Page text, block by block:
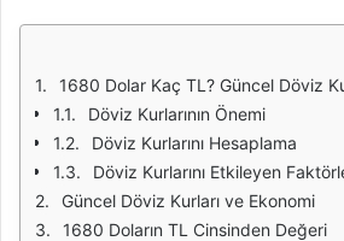
1680 Dolar Kaç TL? Güncel Döviz
Döviz Kurlarının Önemi
Döviz Kurlarını Hesaplama
Döviz Kurlarını Etkileyen
Güncel Döviz Kurları ve Ekonomi
1680 Doların TL Cinsinden Değeri